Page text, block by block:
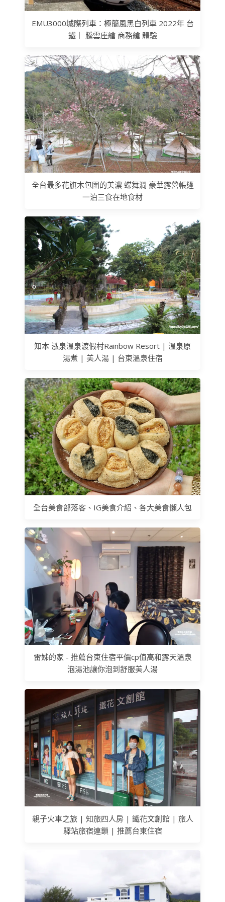
EMU3000城際列車：極簡風黑白列車 2022年 台
鐵｜ 騰雲座艙 商務艙 體驗
全台最多花旗木包圍的美濃 蝶舞澗 豪華露營帳篷
一泊三食在地食材
知本 泓泉溫泉渡假村Rainbow Resort | 溫泉原
湯煮 | 美人湯 | 台東溫泉住宿
全台美食部落客、IG美食介紹、各大美食懶人包
雷姊的家 - 推薦台東住宿平價cp值高和露天溫泉
泡湯池讓你泡到舒服美人湯
親子火車之旅 | 知旅四人房 | 鐵花文創館 | 旅人
驛站旅宿連鎖 | 推薦台東住宿